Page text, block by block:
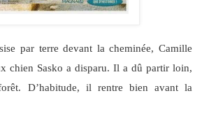
par terre devant la cheminée, Camille
chien Sasko a disparu. Il a dû partir loin,
D’habitude, il rentre bien avant la